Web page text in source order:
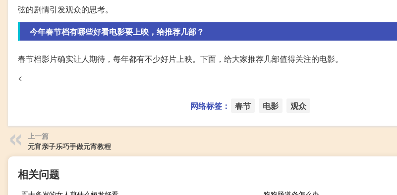
弦的剧情引发观众的思考。
今年春节档有哪些好看电影要上映，给推荐几部？
春节档影片确实让人期待，每年都有不少好片上映。下面，给大家推荐几部值得关注的电影。
<
网络标签： 春节 电影 观众
上一篇
元宵亲子乐巧手做元宵教程
相关问题